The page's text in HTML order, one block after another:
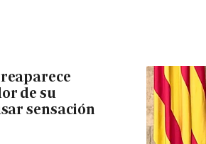
de su
sensación